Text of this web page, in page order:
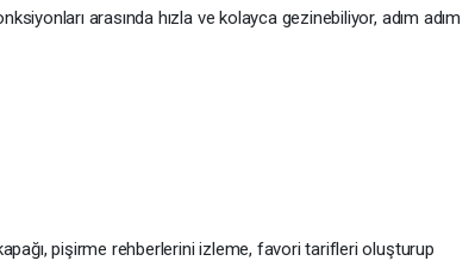
arasında hızla ve kolayca gezinebiliyor, adım adım
pişirme rehberlerini izleme, favori tarifleri oluşturup